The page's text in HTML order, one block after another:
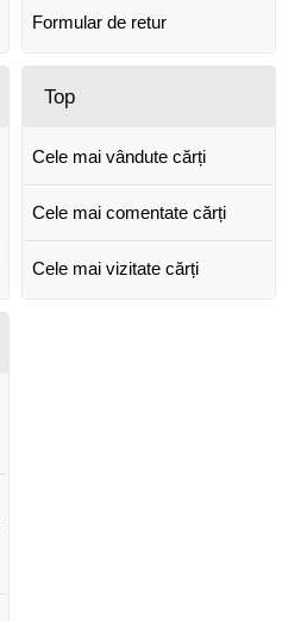
Formular de retur
Top
Cele mai vândute cărți
Cele mai comentate cărți
Cele mai vizitate cărți